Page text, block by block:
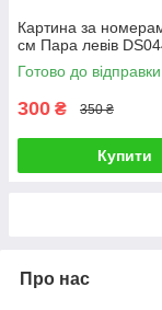
Картина за
см Пара левів
Готово до відправки
300 ₴ 350 ₴
Купити
Про нас